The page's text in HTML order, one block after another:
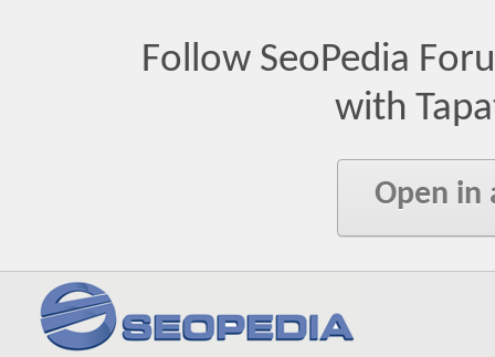
Follow SeoPedia
with
Open in